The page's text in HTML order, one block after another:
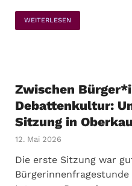
WEITERLESEN
Zwischen
Debattenkultur:
Sitzung in
12. Mai 2026
Die erste Sitzung war